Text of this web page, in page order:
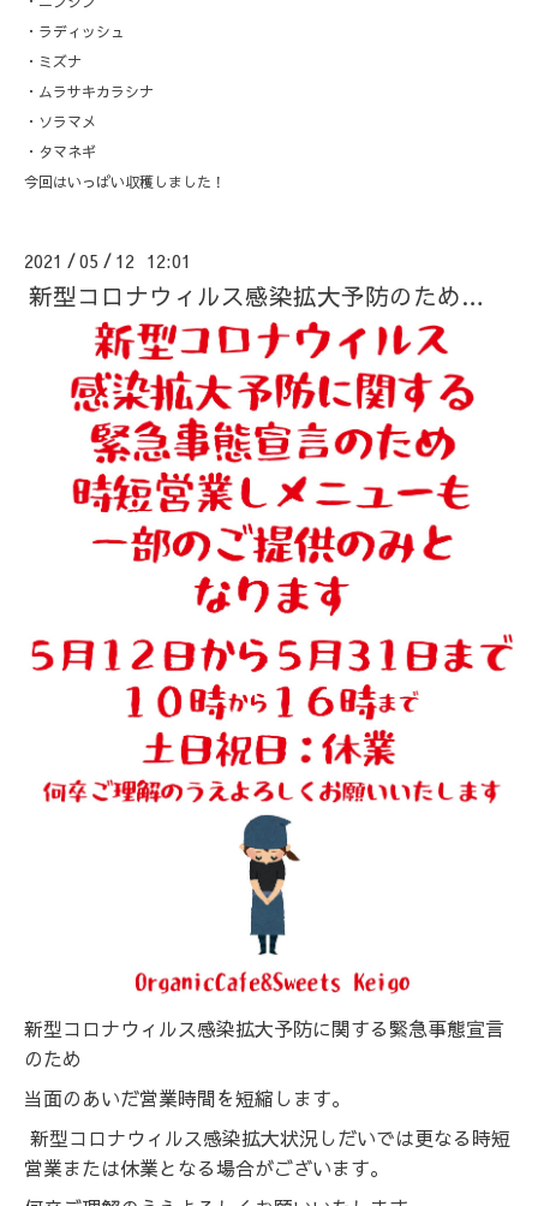
・ラディッシュ
・ミズナ
・ムラサキカラシナ
・ソラマメ
・タマネギ
今回はいっぱい収穫しました！
2021 /05 / 12 12:01
新型コロナウィルス感染拡大予防のため…
新型コロナウィルス感染拡大予防に関する緊急事態宣言
のため
当面のあいだ営業時間を短縮します。
新型コロナウィルス感染拡大状況しだいでは更なる時短
営業または休業となる場合がございます。